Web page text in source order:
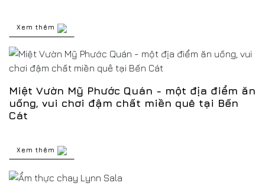
Xem thêm
Miệt Vườn Mỹ Phước Quán - một địa điểm ăn
uống, vui chơi đậm chất miền quê tại Bến
Cát
Xem thêm